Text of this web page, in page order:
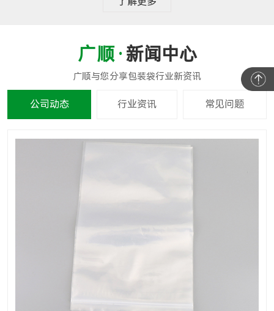
新闻中心
公司动态 行业资讯 常见问题